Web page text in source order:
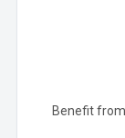
Benefit